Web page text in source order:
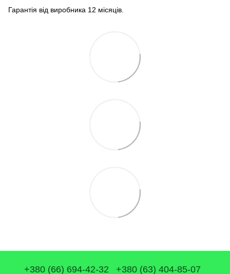
Гарантія від виробника 12 місяців.
+380 (66) 694-42-32 +380 (63) 404-85-07